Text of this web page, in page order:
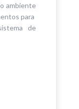
ambiente
para
de